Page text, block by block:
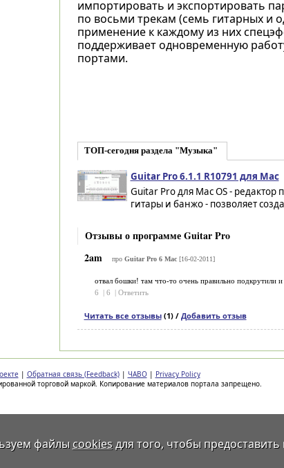
импортировать и экспортировать
по восьми трекам (семь гитарных и
применение к каждому из них
поддерживает одновременную
портами.
ТОП-сегодня раздела "Музыка"
Guitar Pro 6.1.1 R10791 для Mac
Guitar Pro для Mac OS - редактор
гитары и банжо - позволяет
Отзывы о программе Guitar Pro
2am
про Guitar Pro 6 Mac[16-02-2011]
отвал бошки! там что-то очень правильно подкрутили и
6
6 Ответить
Читать все отзывы(1) / Добавить отзыв
| Обратная связь (Feedback) | ЧАВО | Privacy Policy
торговой маркой. Копирование материалов портала запрещено.
файлы cookiesдля того, чтобы